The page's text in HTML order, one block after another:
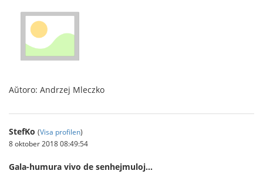
Aŭtoro: Andrzej Mleczko
StefKo (Visa profilen)
8 oktober 2018 08:49:54
Gala-humura vivo de senhejmuloj…